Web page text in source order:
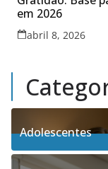
em 2026
abril 8, 2026
Adolescentes